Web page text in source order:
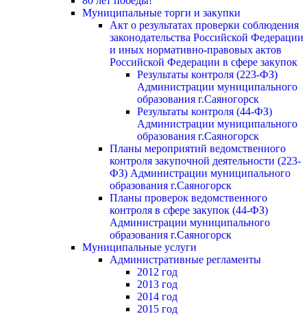
Муниципальные торги и закупки
Акт о результатах проверки соблюдения
законодательства Российской Федерации
и иных нормативно-правовых актов
Российской Федерации в сфере закупок
Результаты контроля (223-ФЗ)
Администрации муниципального
образования г.Саяногорск
Результаты контроля (44-ФЗ)
Администрации муниципального
образования г.Саяногорск
Планы мероприятий ведомственного
контроля закупочной деятельности (223-
ФЗ) Администрации муниципального
образования г.Саяногорск
Планы проверок ведомственного
контроля в сфере закупок (44-ФЗ)
Администрации муниципального
образования г.Саяногорск
Муниципальные услуги
Административные регламенты
2012 год
2013 год
2014 год
2015 год